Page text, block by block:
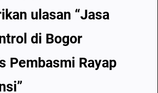
ulasan “Jasa
di Bogor
Pembasmi Rayap